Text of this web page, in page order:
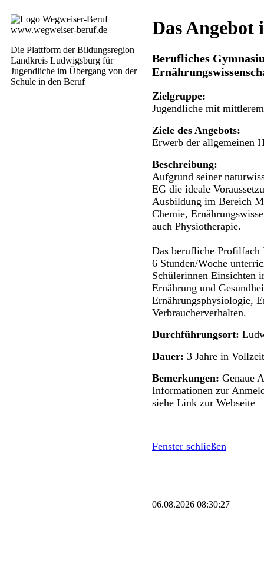
www.wegweiser-beruf.de
Die Plattform der Bildungsregion
Landkreis Ludwigsburg für
Jugendliche im Übergang von der
Schule in den Beruf
Das Angebot
Berufliches
Zielgruppe:
Jugendliche mit
Ziele des Angebots:
Erwerb der allgemeinen
Beschreibung:
Aufgrund seiner
EG die ideale
Ausbildung im Bereich
Chemie,
auch Physiotherapie.
Das berufliche Profilfach
6 Stunden/Woche
Schülerinnen Einsichten
Ernährung und
Ernährungsphysiologie,
Verbraucherverhalten.
Durchführungsort:
Dauer: 3 Jahre in Vollzeit
Bemerkungen: Genaue
Informationen zur
siehe Link zur Webseite
Fenster schließen
06.08.2026 08:30:27